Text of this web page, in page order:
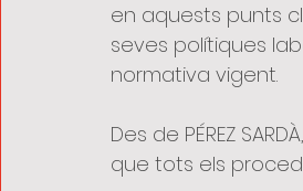
en aquests punts
seves polítiques
normativa vigent.
Des de PÉREZ
que tots els